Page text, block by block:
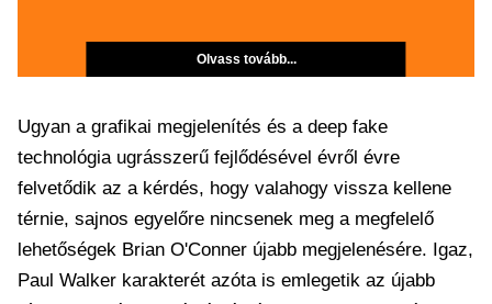
Olvass tovább...
Ugyan a grafikai megjelenítés és a deep fake
technológia ugrásszerű fejlődésével évről évre
felvetődik az a kérdés, hogy valahogy vissza kellene
térnie, sajnos egyelőre nincsenek meg a megfelelő
lehetőségek Brian O'Conner újabb megjelenésére. Igaz,
Paul Walker karakterét azóta is emlegetik az újabb